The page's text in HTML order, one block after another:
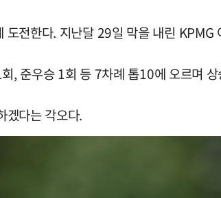
전한다. 지난달 29일 막을 내린
, 준우승 1회 등 7차례 톱10에 오르며
겠다는 각오다.